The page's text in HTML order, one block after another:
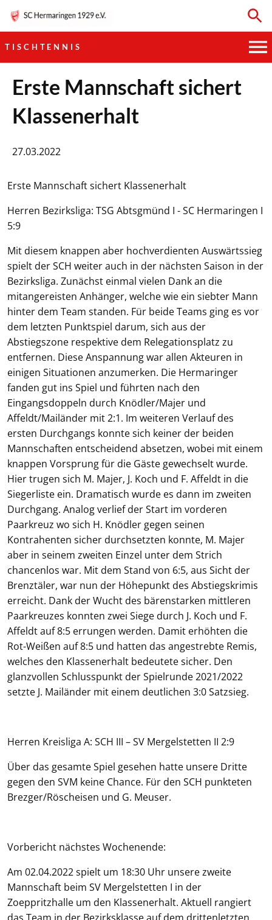
TISCHTENNIS
HAUPTVEREIN
SPORTKEGELN
TISCHTENNIS
Erste Mannschaft sichert
Klassenerhalt
27.03.2022
Erste Mannschaft sichert Klassenerhalt
Herren Bezirksliga: TSG Abtsgmünd I - SC Hermaringen I
5:9
Mit diesem knappen aber hochverdienten Auswärtssieg
spielt der SCH weiter auch in der nächsten Saison in der
Bezirksliga. Zunächst einmal vielen Dank an die
mitangereisten Anhänger, welche wie ein siebter Mann
hinter dem Team standen. Für beide Teams ging es vor
dem letzten Punktspiel darum, sich aus der
Abstiegszone respektive dem Relegationsplatz zu
entfernen. Diese Anspannung war allen Akteuren in
einigen Situationen anzumerken. Die Hermaringer
fanden gut ins Spiel und führten nach den
Eingangsdoppeln durch Knödler/Majer und
Affeldt/Mailänder mit 2:1. Im weiteren Verlauf des
ersten Durchgangs konnte sich keiner der beiden
Mannschaften entscheidend absetzen, wobei mit einem
knappen Vorsprung für die Gäste gewechselt wurde.
Hier trugen sich M. Majer, J. Koch und F. Affeldt in die
Siegerliste ein. Dramatisch wurde es dann im zweiten
Durchgang. Analog verlief der Start im vorderen
Paarkreuz wo sich H. Knödler gegen seinen
Kontrahenten sicher durchsetzten konnte, M. Majer
aber in seinem zweiten Einzel unter dem Strich
chancenlos war. Mit dem Stand von 6:5, aus Sicht der
Brenztäler, war nun der Höhepunkt des Abstiegskrimis
erreicht. Dank der Wucht des bärenstarken mittleren
Paarkreuzes konnten zwei Siege durch J. Koch und F.
Affeldt auf 8:5 errungen werden. Damit erhöhten die
Rot-Weißen auf 8:5 und hatten das angestrebte Remis,
welches den Klassenerhalt bedeutete sicher. Den
glanzvollen Schlusspunkt der Spielrunde 2021/2022
setzte J. Mailänder mit einem deutlichen 3:0 Satzsieg.
Herren Kreisliga A: SCH III – SV Mergelstetten II 2:9
Über das gesamte Spiel gesehen hatte unsere Dritte
gegen den SVM keine Chance. Für den SCH punkteten
Brezger/Röscheisen und G. Meuser.
Vorbericht nächstes Wochenende:
Am 02.04.2022 spielt um 18:30 Uhr unsere zweite
Mannschaft beim SV Mergelstetten I in der
Zoeppritzhalle um den Klassenerhalt. Aktuell rangiert